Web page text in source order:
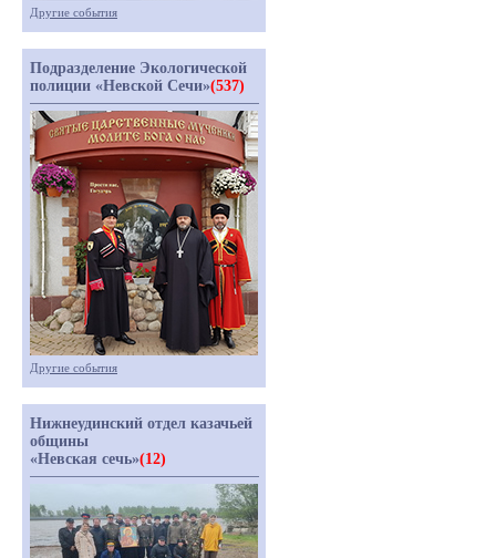
Другие события
Подразделение Экологической
полиции «Невской Сечи»(537)
Другие события
Нижнеудинский отдел казачьей
общины
«Невская сечь»(12)